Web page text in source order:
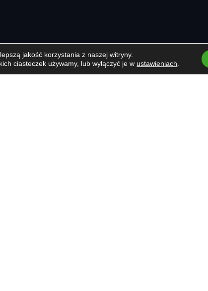
jakość korzystania z naszej witryny.
ciasteczek używamy, lub wyłączyć je w ustawieniach